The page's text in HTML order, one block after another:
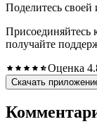
Поделитесь
Присоединяйтесь
получайте
Оценка
Скачать